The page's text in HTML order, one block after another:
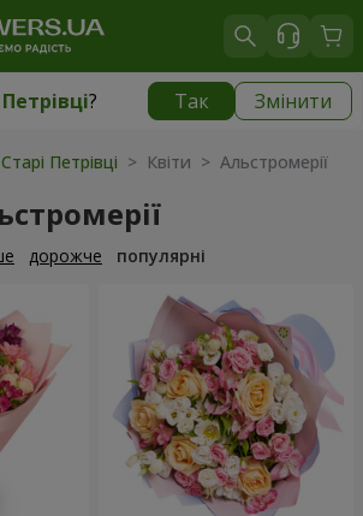
? Так Змінити
Петрівці|безкоштовно
Петрівці > Квіти > Альстромерії
дорожче популярні